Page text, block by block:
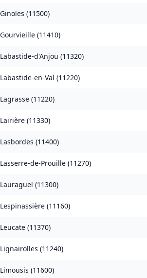
Ginoles (11500)
Gourvieille (11410)
Labastide-d'Anjou (11320)
Labastide-en-Val (11220)
Lagrasse (11220)
Lairière (11330)
Lasbordes (11400)
Lasserre-de-Prouille (11270)
Lauraguel (11300)
Lespinassière (11160)
Leucate (11370)
Lignairolles (11240)
Limousis (11600)